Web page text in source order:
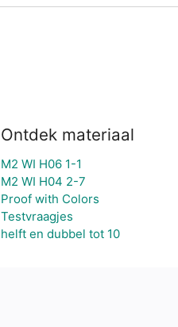
Ontdek materiaal
M2 WI H06 1-1
M2 WI H04 2-7
Proof with Colors
Testvraagjes
helft en dubbel tot 10